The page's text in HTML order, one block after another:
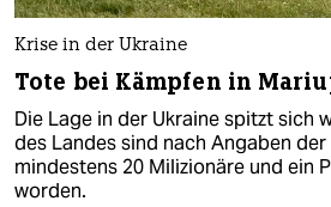
Krise in der Ukraine
Tote bei Kämpfen in
Die Lage in der Ukraine spitzt sich
des Landes sind nach Angaben der
mindestens 20 Milizionäre und ein
worden.